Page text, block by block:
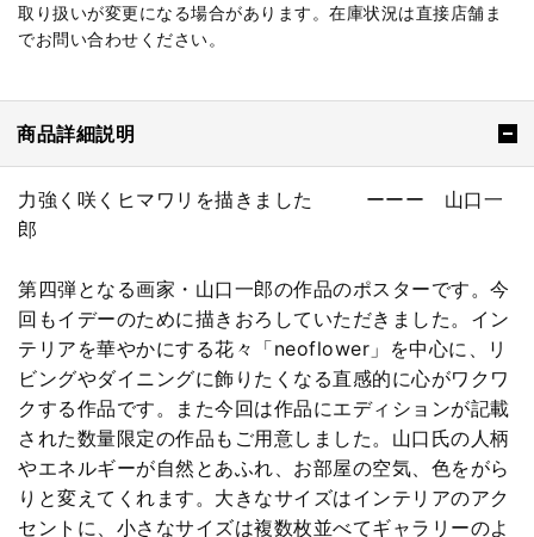
取り扱いが変更になる場合があります。在庫状況は直接店舗ま
でお問い合わせください。
商品詳細説明
力強く咲くヒマワリを描きました ーーー 山口一
郎
第四弾となる画家・山口一郎の作品のポスターです。今
回もイデーのために描きおろしていただきました。イン
テリアを華やかにする花々「neoflower」を中心に、リ
ビングやダイニングに飾りたくなる直感的に心がワクワ
クする作品です。また今回は作品にエディションが記載
された数量限定の作品もご用意しました。山口氏の人柄
やエネルギーが自然とあふれ、お部屋の空気、色をがら
りと変えてくれます。大きなサイズはインテリアのアク
セントに、小さなサイズは複数枚並べてギャラリーのよ